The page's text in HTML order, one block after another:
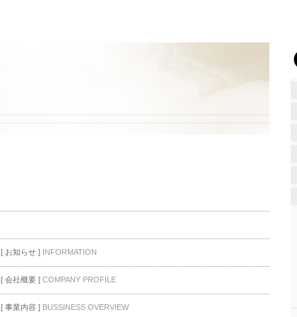
[ お知らせ ] INFORMATION
[ 会社概要 ] COMPANY PROFILE
[ 事業内容 ] BUSSINESS OVERVIEW